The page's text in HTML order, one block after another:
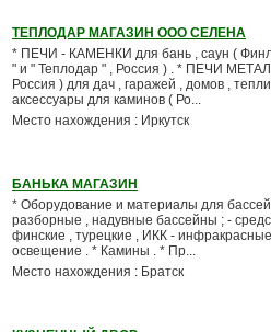
ТЕПЛОДАР МАГАЗИН ООО СЕЛЕНА
* ПЕЧИ - КАМЕНКИ для бань , саун (
" и " Теплодар " , Россия ) . * ПЕЧИ
Россия ) для дач , гаражей , домов ,
аксессуары для каминов ( Ро...
Место нахождения : Иркутск
БАНЬКА МАГАЗИН
* Оборудование и материалы для
разборные , надувные бассейны ; -
финские , турецкие , ИКК -
освещение . * Камины . * Пр...
Место нахождения : Братск